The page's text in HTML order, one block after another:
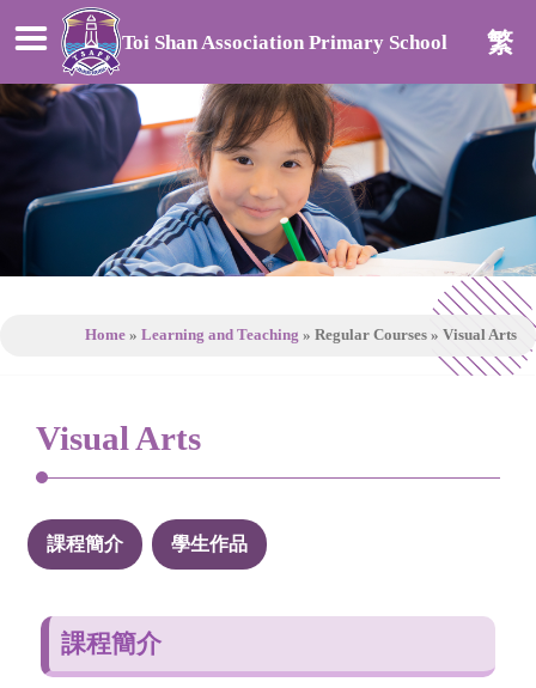
Toi Shan Association Primary School 繁
Home » Learning and Teaching » Regular Courses » Visual Arts
Visual Arts
課程簡介 學生作品
課程簡介